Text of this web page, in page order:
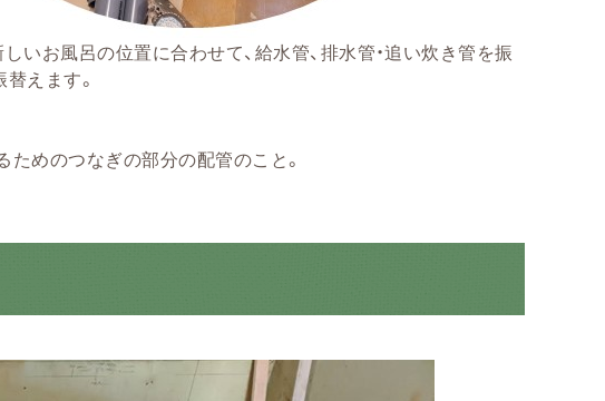
いお風呂の位置に合わせて、給水管、排水管・追い炊き管を振
えます。
めのつなぎの部分の配管のこと。